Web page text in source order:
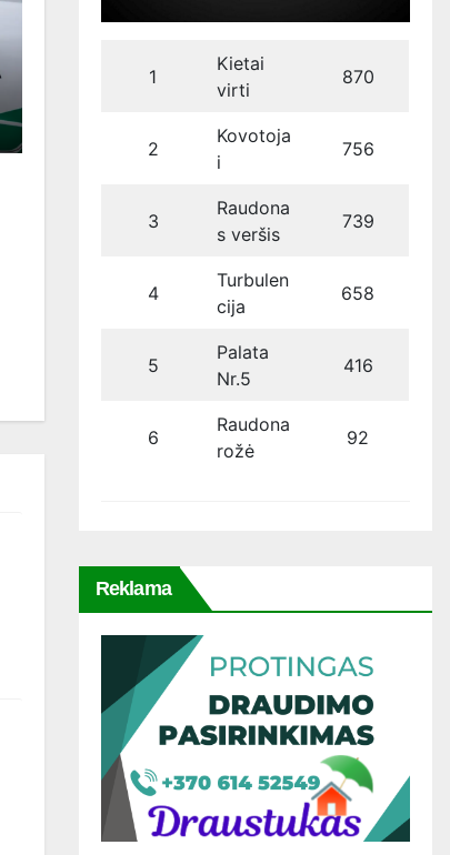
1
Kietai
virti
870
2
Kovotoja
i
756
3
Raudona
s veršis
739
4
Turbulen
cija
658
5
Palata
Nr.5
416
6
Raudona
rožė
92
Reklama